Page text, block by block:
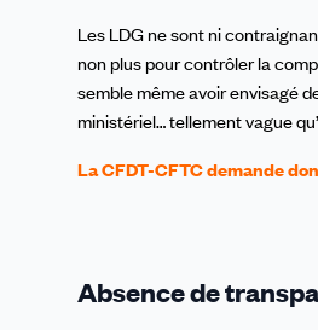
Les LDG ne sont ni
non plus pour contrôler la
semble même avoir envisagé
ministériel… tellement vague
La CFDT-CFTC demande
Absence de